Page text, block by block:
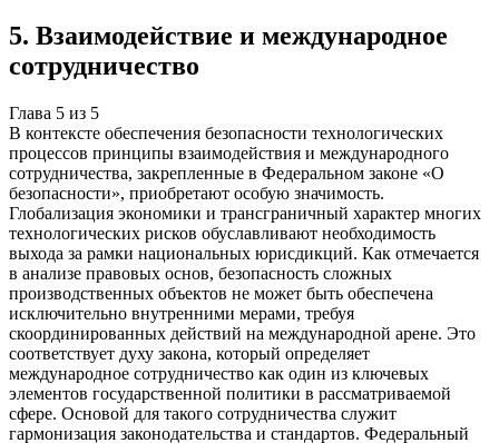
5. Взаимодействие и международное
сотрудничество
Глава 5 из 5
В контексте обеспечения безопасности технологических
процессов принципы взаимодействия и международного
сотрудничества, закрепленные в Федеральном законе «О
безопасности», приобретают особую значимость.
Глобализация экономики и трансграничный характер многих
технологических рисков обуславливают необходимость
выхода за рамки национальных юрисдикций. Как отмечается
в анализе правовых основ, безопасность сложных
производственных объектов не может быть обеспечена
исключительно внутренними мерами, требуя
скоординированных действий на международной арене. Это
соответствует духу закона, который определяет
международное сотрудничество как один из ключевых
элементов государственной политики в рассматриваемой
сфере. Основой для такого сотрудничества служит
гармонизация законодательства и стандартов. Федеральный